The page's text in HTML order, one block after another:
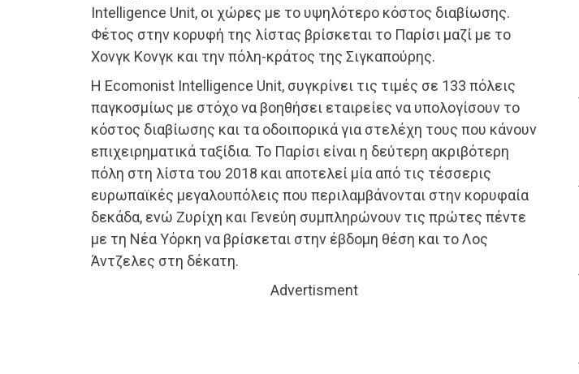
Intelligence Unit, οι χώρες με το υψηλότερο κόστος διαβίωσης.
Φέτος στην κορυφή της λίστας βρίσκεται το Παρίσι μαζί με το
Χονγκ Κονγκ και την πόλη-κράτος της Σιγκαπούρης.
Η Ecomonist Intelligence Unit, συγκρίνει τις τιμές σε 133 πόλεις
παγκοσμίως με στόχο να βοηθήσει εταιρείες να υπολογίσουν το
κόστος διαβίωσης και τα οδοιπορικά για στελέχη τους που κάνουν
επιχειρηματικά ταξίδια. Το Παρίσι είναι η δεύτερη ακριβότερη
πόλη στη λίστα του 2018 και αποτελεί μία από τις τέσσερις
ευρωπαϊκές μεγαλουπόλεις που περιλαμβάνονται στην κορυφαία
δεκάδα, ενώ Ζυρίχη και Γενεύη συμπληρώνουν τις πρώτες πέντε
με τη Νέα Υόρκη να βρίσκεται στην έβδομη θέση και το Λος
Άντζελες στη δέκατη.
Advertisment